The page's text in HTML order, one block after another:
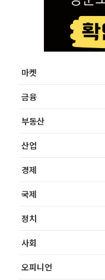
마켓
금융
부동산
산업
경제
국제
정치
사회
오피니언